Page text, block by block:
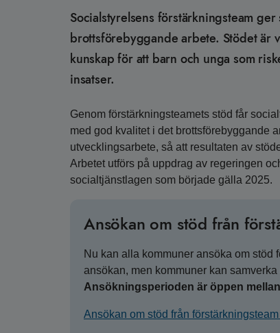
Socialstyrelsens förstärkningsteam
brottsförebyggande arbete. Stödet är
kunskap för att barn och unga som
insatser.
Genom förstärkningsteamets stöd får
med god kvalitet i det brottsförebyggande
utvecklingsarbete, så att resultaten av
Arbetet utförs på uppdrag av regeringen
socialtjänstlagen som började gälla 2025.
Ansökan om stöd från
Nu kan alla kommuner ansöka om stöd
ansökan, men kommuner kan
Ansökningsperioden är öppen
Ansökan om stöd från